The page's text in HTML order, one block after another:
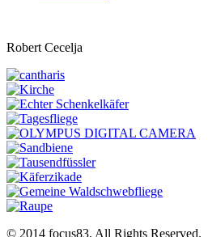
Robert Cecelja
© 2014 focus83, All Rights Reserved.